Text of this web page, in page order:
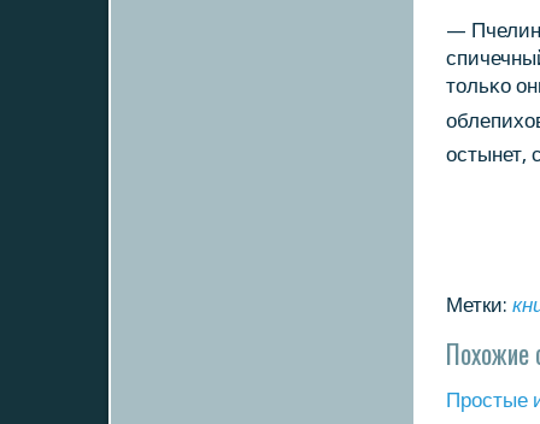
—
тольκо
остынет,
Метки:
Похожие
Прοстые